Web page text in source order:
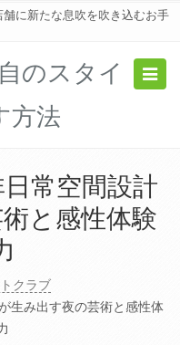
に新たな息吹を吹き込むお手
のスタイ
方法
常空間設計
と感性体験
クラブ
生み出す夜の芸術と感性体